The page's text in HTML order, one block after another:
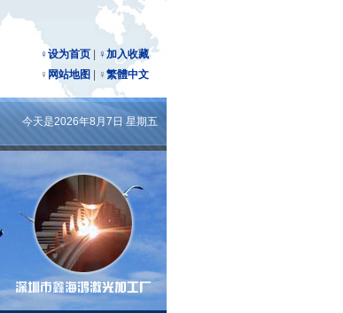
♀设为首页|
♀加入收藏
♀ 网站地图 | ♀ 繁體中文
今天是2026年8月7日 星期五